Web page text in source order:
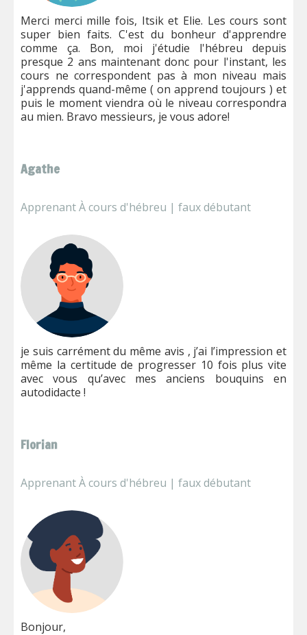
Merci merci mille fois, Itsik et Elie. Les cours sont
super bien faits. C'est du bonheur d'apprendre
comme ça. Bon, moi j'étudie l'hébreu depuis
presque 2 ans maintenant donc pour l'instant, les
cours ne correspondent pas à mon niveau mais
j'apprends quand-même ( on apprend toujours ) et
puis le moment viendra où le niveau correspondra
au mien. Bravo messieurs, je vous adore!
Agathe
Apprenant À cours d'hébreu | faux débutant
je suis carrément du même avis , j’ai l’impression et
même la certitude de progresser 10 fois plus vite
avec vous qu’avec mes anciens bouquins en
autodidacte !
Florian
Apprenant À cours d'hébreu | faux débutant
Bonjour,